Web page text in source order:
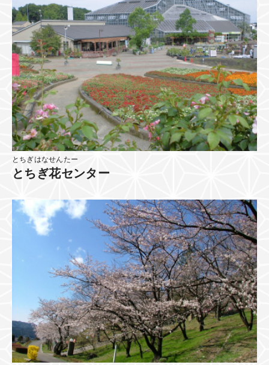
とちぎはなせんたー
とちぎ花センター